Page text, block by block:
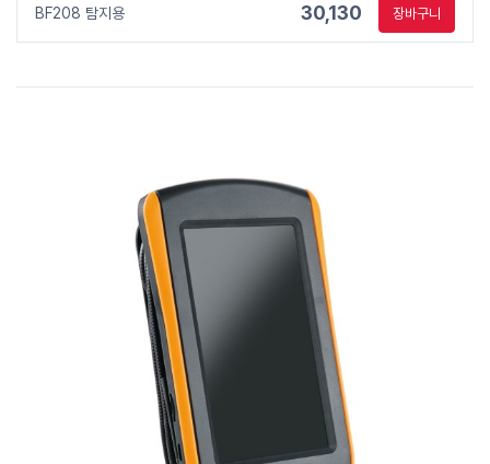
BF208 탐지용 30,130 장바구니